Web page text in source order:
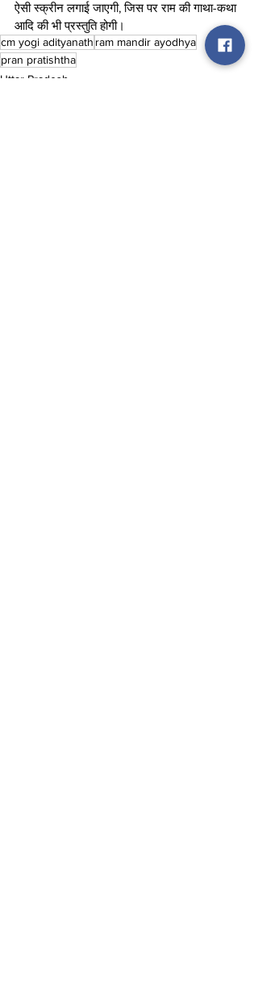
ऐसी स्क्रीन लगाई जाएगी, जिस पर राम की गाथा-कथा
आदि की भी प्रस्तुति होगी।
cm yogi adityanath ram mandir ayodhya
pran pratishtha
Uttar Pradesh